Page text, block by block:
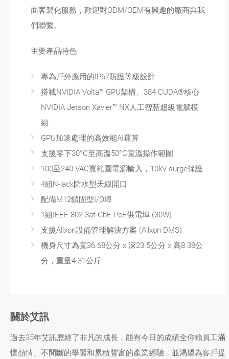
面客製化服務，歡迎對ODM/OEM有興趣的廠商與我
們聯繫。
主要產品特色
專為戶外應用的IP67防護等級設計
搭載NVIDIA Volta™ GPU架構、384 CUDA®核心
NVIDIA Jetson Xavier™ NX人工智慧超級電腦模
組
GPU加速處理的高效能AI運算
支援零下30°C至高溫50°C寬溫操作範圍
100至240 VAC寬範圍電源輸入，10kV surge保護
4組N-jack防水型天線開口
配備M12鎖固型I/O埠
1組IEEE 802.3at GbE PoE供電埠 (30W)
支援Allxon設備管理解決方案 (Allxon DMS)
機身尺寸為寬36.68公分 x 深23.5公分 x 高8.38公
分，重量4.31公斤
關於艾訊
過去35年艾訊歷經了非凡的成長，能有今日的成績全仰賴員工滿
懷熱情、不間斷的學習和累積豐富的產業經驗，並渴望為客戶提